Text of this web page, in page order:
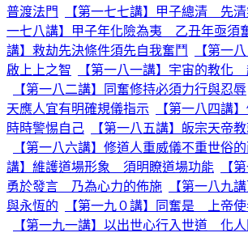
普渡法門
【第一七七講】甲子總清 先
一七八講】甲子年化險為夷 乙丑年亟須
講】救劫先決條件須先自我奮鬥
【第一
啟上上之智
【第一八一講】宇宙的教化
【第一八二講】同奮修持必須力行與忍辱
天應人宜有明確規儀指示
【第一八四講
時時警惕自己
【第一八五講】皈宗天帝
【第一八六講】修道人重威儀不重世俗
講】維護道場形象 須明瞭道場功能
【
勇於發言 乃為心力的佈施
【第一八九
與永恆的
【第一九０講】同奮是 上帝
【第一九一講】以出世心行入世道 化